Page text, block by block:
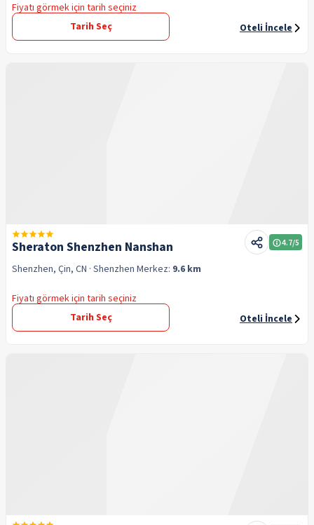
Fiyatı görmek için tarih seçiniz
Tarih Seç
Oteli İncele
Sheraton Shenzhen Nanshan 4.7/5
Shenzhen, Çin, CN · Shenzhen Merkez: 9.6 km
Fiyatı görmek için tarih seçiniz
Tarih Seç
Oteli İncele